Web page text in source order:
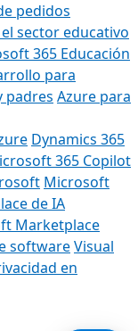
pedidos
sector educativo
365 Educación
para
padres Azure para
Dynamics 365
365 Copilot
Microsoft
de IA
Marketplace
softwareVisual
en